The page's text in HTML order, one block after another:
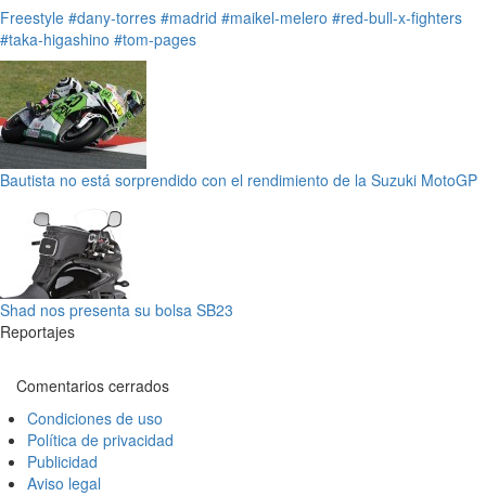
Freestyle #dany-torres #madrid #maikel-melero #red-bull-x-fighters
#taka-higashino #tom-pages
Bautista no está sorprendido con el rendimiento de la Suzuki MotoGP
Shad nos presenta su bolsa SB23
Reportajes
Comentarios cerrados
Condiciones de uso
Política de privacidad
Publicidad
Aviso legal